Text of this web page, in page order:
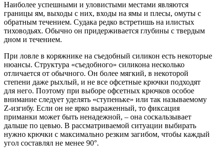
Наиболее успешными и уловистыми местами являются
границы ям, выходы с них, входы на ямы и плесы, омуты с
обратным течением. Судака редко встретишь на илистых
тиховодьях. Обычно он придерживается глубины с твердым
дном и течением.
При ловле в коряжнике на съедобный силикон есть некоторые
нюансы. Структура «съедобного» силикона несколько
отличается от обычного. Он более мягкий, в некоторой
степени даже рыхлый, и не все офсетные крючки подходят
для него. Поэтому при выборе офсетных крючков особое
внимание следует уделять «ступеньке» или так называемому
Z-изгибу. Если он не ярко выраженный, то фиксация
приманки может быть ненадежной, – она соскальзывает
дальше по цевью. В рассматриваемой ситуации выбирать
нужно крючки с максимально резким загибом, чтобы каждый
угол составлял не менее 90°.